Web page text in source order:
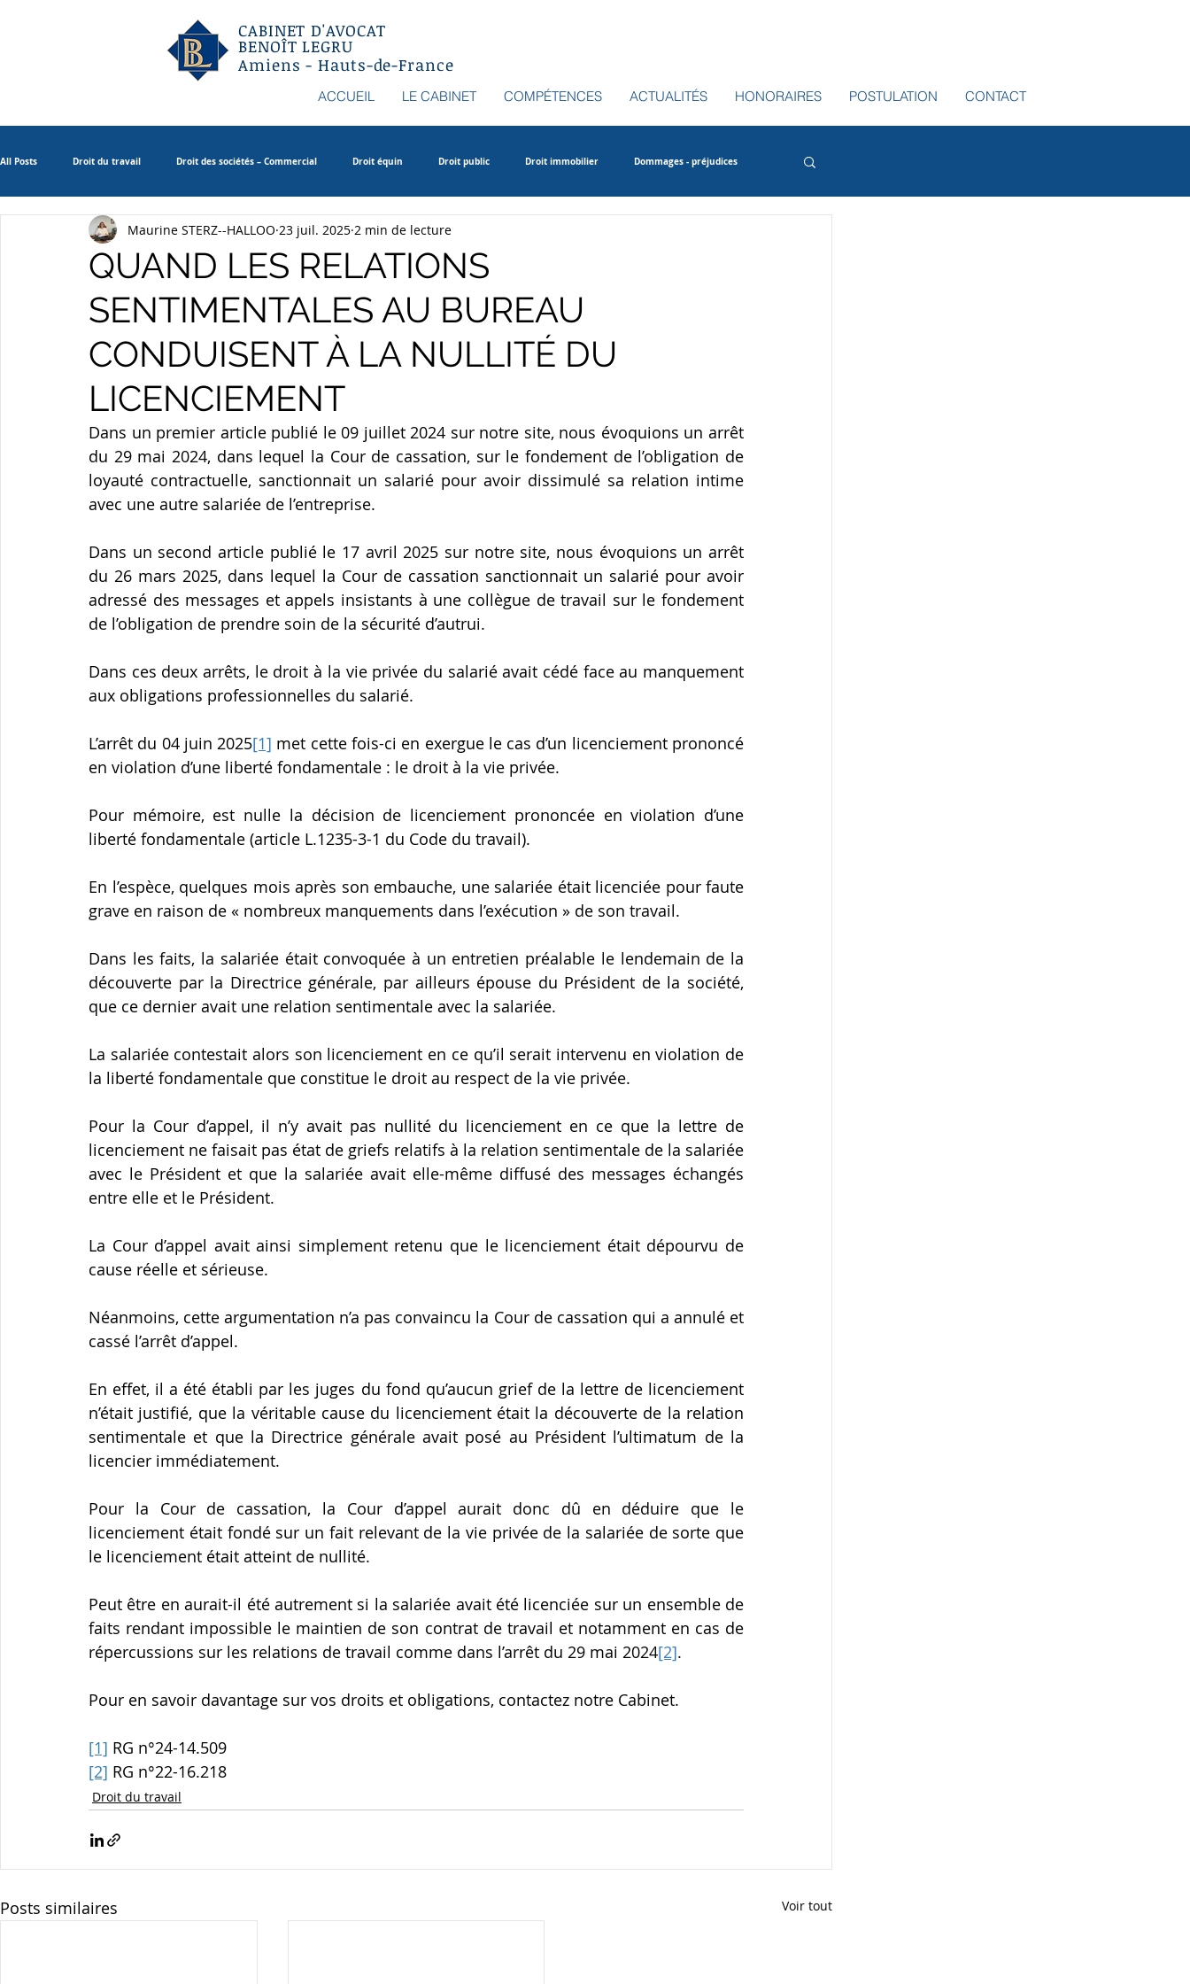
ACCUEIL LE CABINET COMPÉTENCES ACTUALITÉS HONORAIRES POSTULATION CONTACT
CABINET D'AVOCAT
BENOÎT LEGRU
Amiens - Hauts-de-France
All Posts Droit du travail Droit des sociétés – Commercial Droit équin Droit public Droit immobilier Dommages - préjudices
Droit patrimonial de la famille
QUAND LES RELATIONS
SENTIMENTALES AU BUREAU
CONDUISENT À LA NULLITÉ DU
LICENCIEMENT
Maurine STERZ--HALLOO 23 juil. 2025 2 min de lecture
Dans un premier article publié le 09 juillet 2024 sur notre site, nous évoquions un arrêt
du 29 mai 2024, dans lequel la Cour de cassation, sur le fondement de l’obligation de
loyauté contractuelle, sanctionnait un salarié pour avoir dissimulé sa relation intime
avec une autre salariée de l’entreprise.
Dans un second article publié le 17 avril 2025 sur notre site, nous évoquions un arrêt
du 26 mars 2025, dans lequel la Cour de cassation sanctionnait un salarié pour avoir
adressé des messages et appels insistants à une collègue de travail sur le fondement
de l’obligation de prendre soin de la sécurité d’autrui.
Dans ces deux arrêts, le droit à la vie privée du salarié avait cédé face au manquement
aux obligations professionnelles du salarié.
L’arrêt du 04 juin 2025[1] met cette fois-ci en exergue le cas d’un licenciement prononcé
en violation d’une liberté fondamentale : le droit à la vie privée.
Pour mémoire, est nulle la décision de licenciement prononcée en violation d’une
liberté fondamentale (article L.1235-3-1 du Code du travail).
En l’espèce, quelques mois après son embauche, une salariée était licenciée pour faute
grave en raison de « nombreux manquements dans l’exécution » de son travail.
Dans les faits, la salariée était convoquée à un entretien préalable le lendemain de la
découverte par la Directrice générale, par ailleurs épouse du Président de la société,
que ce dernier avait une relation sentimentale avec la salariée.
La salariée contestait alors son licenciement en ce qu’il serait intervenu en violation de
la liberté fondamentale que constitue le droit au respect de la vie privée.
Pour la Cour d’appel, il n’y avait pas nullité du licenciement en ce que la lettre de
licenciement ne faisait pas état de griefs relatifs à la relation sentimentale de la salariée
avec le Président et que la salariée avait elle-même diffusé des messages échangés
entre elle et le Président.
La Cour d’appel avait ainsi simplement retenu que le licenciement était dépourvu de
cause réelle et sérieuse.
Néanmoins, cette argumentation n’a pas convaincu la Cour de cassation qui a annulé et
cassé l’arrêt d’appel.
En effet, il a été établi par les juges du fond qu’aucun grief de la lettre de licenciement
n’était justifié, que la véritable cause du licenciement était la découverte de la relation
sentimentale et que la Directrice générale avait posé au Président l’ultimatum de la
licencier immédiatement.
Pour la Cour de cassation, la Cour d’appel aurait donc dû en déduire que le
licenciement était fondé sur un fait relevant de la vie privée de la salariée de sorte que
le licenciement était atteint de nullité.
Peut être en aurait-il été autrement si la salariée avait été licenciée sur un ensemble de
faits rendant impossible le maintien de son contrat de travail et notamment en cas de
répercussions sur les relations de travail comme dans l’arrêt du 29 mai 2024[2].
Pour en savoir davantage sur vos droits et obligations, contactez notre Cabinet.
[1] RG n°24-14.509
[2] RG n°22-16.218
Droit du travail
Posts similaires Voir tout